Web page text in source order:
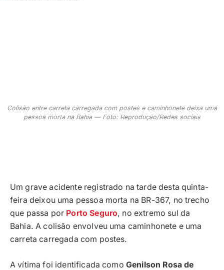
Colisão entre carreta carregada com postes e caminhonete deixa uma
pessoa morta na Bahia — Foto: Reprodução/Redes sociais
Um grave acidente registrado na tarde desta quinta-
feira deixou uma pessoa morta na BR-367, no trecho
que passa por Porto Seguro, no extremo sul da
Bahia. A colisão envolveu uma caminhonete e uma
carreta carregada com postes.
A vítima foi identificada como Genilson Rosa de